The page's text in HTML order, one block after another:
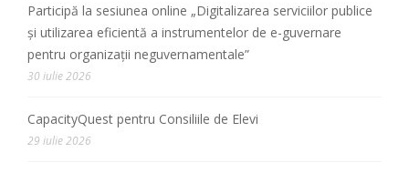
Participă la sesiunea online „Digitalizarea serviciilor publice
și utilizarea eficientă a instrumentelor de e-guvernare
pentru organizații neguvernamentale”
30 iulie 2026
CapacityQuest pentru Consiliile de Elevi
29 iulie 2026